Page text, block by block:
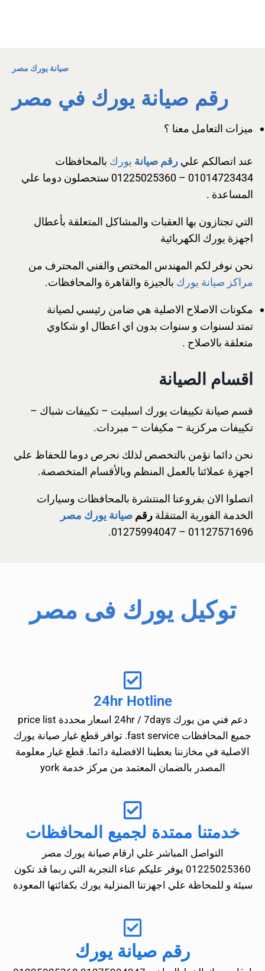
صيانة يورك مصر
رقم صيانة يورك في مصر
ميزات التعامل معنا ؟
عند اتصالكم علي رقم صيانة يورك بالمحافظات
01014723434 – 01225025360 ستحصلون دوما علي
المساعدة .
التي تجتازون بها العقبات والمشاكل المتعلقة بأعطال
اجهزة يورك الكهربائية
نحن نوفر لكم المهندس المختص والفني المحترف من
مراكز صيانة يورك بالجيزة والقاهرة والمحافظات.
مكونات الاصلاح الاصلية هي ضامن رئيسي لصيانة
تمتد لسنوات و سنوات بدون اي اعطال او شكاوي
متعلقة بالاصلاح .
اقسام الصيانة
قسم صيانة تكييفات يورك اسبليت – تكييفات شباك –
تكييفات مركزية – مكيفات – مبردات.
نحن دائما نؤمن بالتخصص لذلك نحرص دوما للحفاظ علي
اجهزة عملائنا بالعمل المنظم وبالأقسام المتخصصة.
اتصلوا الان بفروعنا المنتشرة بالمحافظات وسيارات
الخدمة الفورية المتنقلة رقم صيانة يورك مصر
01127571696 – 01275994047.
توكيل يورك فى مصر
24hr Hotline
دعم فني من يورك 24hr / 7days اسعار محددة price list
جميع المحافظات fast service. توافر قطع غيار صيانة يورك
الاصلية في مخازننا يعطينا الافضلية دائما. قطع غيار معلومة
المصدر بالضمان المعتمد من مركز خدمة york
خدمتنا ممتدة لجميع المحافظات
التواصل المباشر علي ارقام صيانة يورك مصر
01225025360 يوفر عليكم عناء التجربة التي ربما قد تكون
سيئة و للمحاظة علي اجهزتنا المنزلية يورك بكفائتها المعودة
رقم صيانة يورك